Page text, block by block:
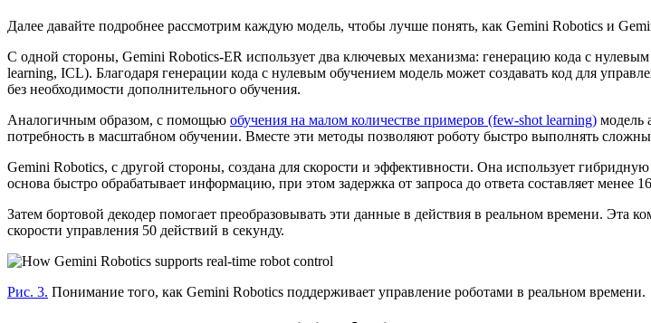
Далее давайте подробнее рассмотрим каждую модель, чтобы лучше понять, как Gemini Robotics и
С одной стороны, Gemini Robotics-ER использует два ключевых механизма: генерацию кода с
learning, ICL). Благодаря генерации кода с нулевым обучением модель может создавать код для
без необходимости дополнительного обучения.
Аналогичным образом, с помощью обучения на малом количестве примеров (few-shot learning) модель
потребность в масштабном обучении. Вместе эти методы позволяют роботу быстро выполнять
Gemini Robotics, с другой стороны, создана для скорости и эффективности. Она использует
основа быстро обрабатывает информацию, при этом задержка от запроса до ответа составляет менее
Затем бортовой декодер помогает преобразовывать эти данные в действия в реальном времени. Эта
скорости управления 50 действий в секунду.
Рис. 3. Понимание того, как Gemini Robotics поддерживает управление роботами в реальном времени.